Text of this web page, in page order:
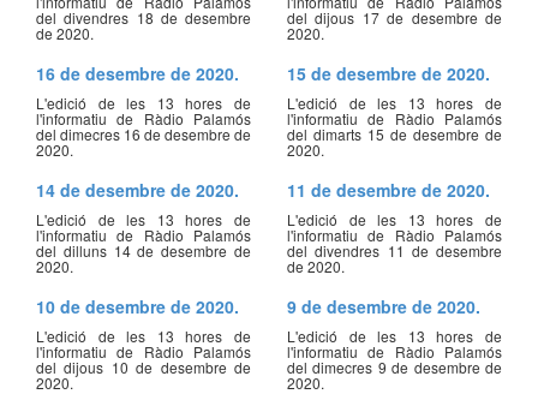
del divendres 18 de desembre
de 2020.
del dijous 17 de desembre de
2020.
16 de desembre de 2020.
L'edició de les 13 hores de
l'informatiu de Ràdio Palamós
del dimecres 16 de desembre de
2020.
15 de desembre de 2020.
L'edició de les 13 hores de
l'informatiu de Ràdio Palamós
del dimarts 15 de desembre de
2020.
14 de desembre de 2020.
L'edició de les 13 hores de
l'informatiu de Ràdio Palamós
del dilluns 14 de desembre de
2020.
11 de desembre de 2020.
L'edició de les 13 hores de
l'informatiu de Ràdio Palamós
del divendres 11 de desembre
de 2020.
10 de desembre de 2020.
L'edició de les 13 hores de
l'informatiu de Ràdio Palamós
del dijous 10 de desembre de
2020.
9 de desembre de 2020.
L'edició de les 13 hores de
l'informatiu de Ràdio Palamós
del dimecres 9 de desembre de
2020.